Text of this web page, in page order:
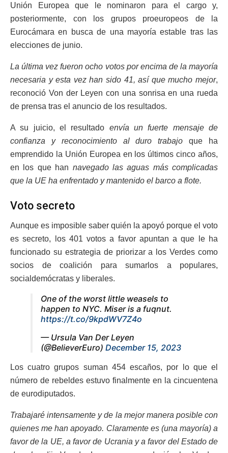
Unión Europea que le nominaron para el cargo y,
posteriormente, con los grupos proeuropeos de la
Eurocámara en busca de una mayoría estable tras las
elecciones de junio.
La última vez fueron ocho votos por encima de la mayoría
necesaria y esta vez han sido 41, así que mucho mejor,
reconoció Von der Leyen con una sonrisa en una rueda
de prensa tras el anuncio de los resultados.
A su juicio, el resultado envía un fuerte mensaje de
confianza y reconocimiento al duro trabajo que ha
emprendido la Unión Europea en los últimos cinco años,
en los que han navegado las aguas más complicadas
que la UE ha enfrentado y mantenido el barco a flote.
Voto secreto
Aunque es imposible saber quién la apoyó porque el voto
es secreto, los 401 votos a favor apuntan a que le ha
funcionado su estrategia de priorizar a los Verdes como
socios de coalición para sumarlos a populares,
socialdemócratas y liberales.
One of the worst little weasels to
happen to NYC. Miser is a fuqnut.
https://t.co/9kpdWV7Z4o
— Ursula Van Der Leyen
(@BelieverEuro) December 15, 2023
Los cuatro grupos suman 454 escaños, por lo que el
número de rebeldes estuvo finalmente en la cincuentena
de eurodiputados.
Trabajaré intensamente y de la mejor manera posible con
quienes me han apoyado. Claramente es (una mayoría) a
favor de la UE, a favor de Ucrania y a favor del Estado de